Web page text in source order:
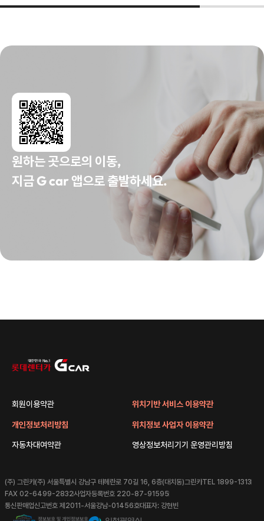
원하는 곳으로의 이동,
지금 G car 앱으로 출발하세요.
회원이용약관
개인정보처리방침
자동차대여약관
위치기반 서비스 이용약관
위치정보 사업자 이용약관
영상정보처리기기 운영관리방침
(주) 그린카 (주) 서울특별시 강남구 테헤란로 70길 16, 6층(대치동)그린카 TEL 1899-1313
FAX 02-6499-2832사업자등록번호 220-87-91595
통신판매업신고번호 제2011-서울강남-01456호대표자: 강현빈